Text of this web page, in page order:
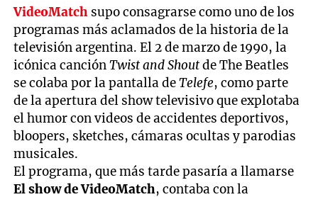
VideoMatch supo consagrarse como uno de los
programas más aclamados de la historia de la
televisión argentina. El 2 de marzo de 1990, la
icónica canciónTwist and Shoutde The Beatles
se colaba por la pantalla deTelefe, como parte
de la apertura del show televisivo que explotaba
el humor con videos de accidentes deportivos,
bloopers, sketches, cámaras ocultas y parodias
musicales.
El programa, que más tarde pasaría a llamarse
El show de VideoMatch, contaba con la